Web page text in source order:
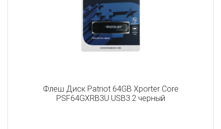
Флеш Диск Patriot 64GB Xporter Core
PSF64GXRB3U USB3.2 черный